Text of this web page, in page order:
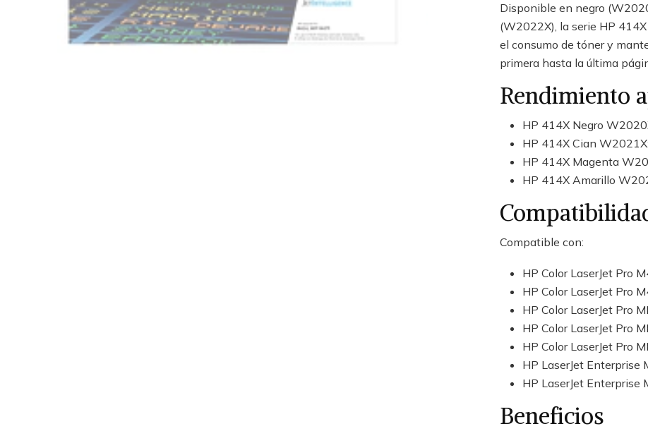
Disponible en negro
(W2022X), la serie HP
el consumo de tóner y
primera hasta la última
Rendimiento
HP 414X Negro
HP 414X Cian
HP 414X Magenta
HP 414X Amarillo
Compatible con:
HP Color LaserJet Pro
HP Color LaserJet Pro
HP Color LaserJet Pro
HP Color LaserJet Pro
HP Color LaserJet Pro
HP LaserJet Enterprise
HP LaserJet Enterprise
Beneficios